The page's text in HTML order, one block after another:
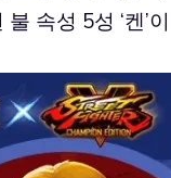
속성 5성 ‘켄’